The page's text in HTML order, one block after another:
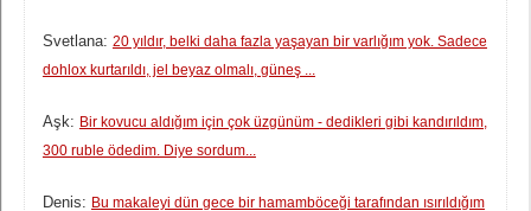
Svetlana: 20 yıldır, belki daha fazla yaşayan bir varlığım yok. Sadece
dohlox kurtarıldı, jel beyaz olmalı, güneş ...
Aşk: Bir kovucu aldığım için çok üzgünüm - dedikleri gibi kandırıldım,
300 ruble ödedim. Diye sordum...
Denis: Bu makaleyi dün gece bir hamamböceği tarafından ısırıldığım